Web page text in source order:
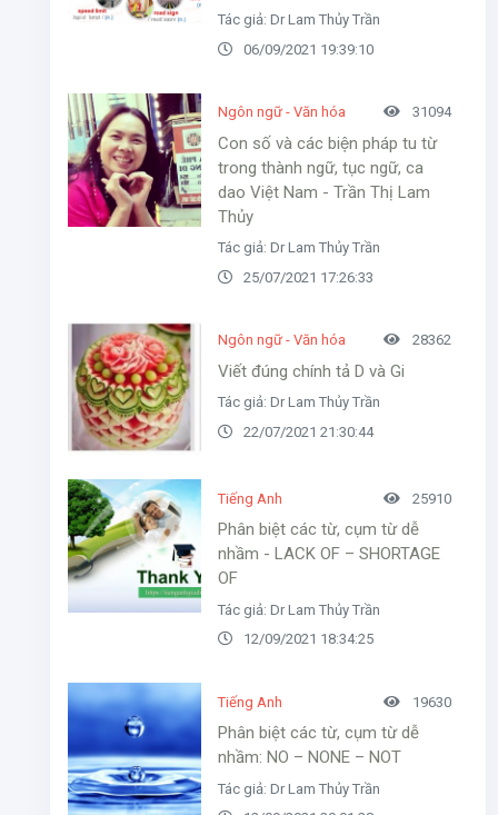
Tác giả: Dr Lam Thủy Trần
06/09/2021 19:39:10
Ngôn ngữ - Văn hóa 31094
Con số và các biện pháp tu từ
trong thành ngữ, tục ngữ, ca
dao Việt Nam - Trần Thị Lam
Thủy
Tác giả: Dr Lam Thủy Trần
25/07/2021 17:26:33
Ngôn ngữ - Văn hóa 28362
Viết đúng chính tả D và Gi
Tác giả: Dr Lam Thủy Trần
22/07/2021 21:30:44
Tiếng Anh 25910
Phân biệt các từ, cụm từ dễ
nhầm - LACK OF – SHORTAGE
OF
Tác giả: Dr Lam Thủy Trần
12/09/2021 18:34:25
Tiếng Anh 19630
Phân biệt các từ, cụm từ dễ
nhầm: NO – NONE – NOT
Tác giả: Dr Lam Thủy Trần